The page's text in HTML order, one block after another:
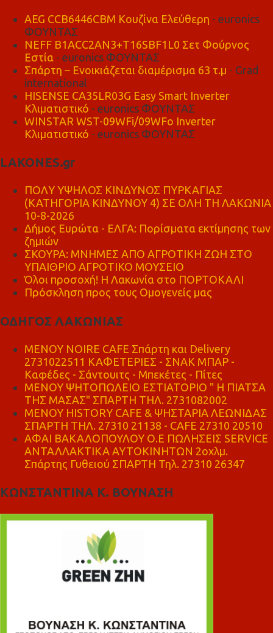
AEG CCB6446CBM Κουζίνα Ελεύθερη - euronics
ΦΟΥΝΤΑΣ
NEFF B1ACC2AN3+T16SBF1L0 Σετ Φούρνος
Εστία - euronics ΦΟΥΝΤΑΣ
Σπάρτη – Ενοικιάζεται διαμέρισμα 63 τ.μ - Grad
international
HISENSE CA35LR03G Easy Smart Inverter
Κλιματιστικό - euronics ΦΟΥΝΤΑΣ
WINSTAR WST-09WFi/09WFo Inverter
Κλιματιστικό - euronics ΦΟΥΝΤΑΣ
LAKONES.gr
ΠΟΛΥ ΥΨΗΛΟΣ ΚΙΝΔΥΝΟΣ ΠΥΡΚΑΓΙΑΣ
(ΚΑΤΗΓΟΡΙΑ ΚΙΝΔΥΝΟΥ 4) ΣΕ ΟΛΗ ΤΗ ΛΑΚΩΝΙΑ
10-8-2026
Δήμος Ευρώτα - ΕΛΓΑ: Πορίσματα εκτίμησης των
ζημιών
ΣΚΟΥΡΑ: ΜΝΗΜΕΣ ΑΠΟ ΑΓΡΟΤΙΚΗ ΖΩΗ ΣΤΟ
ΥΠΑΙΘΡΙΟ ΑΓΡΟΤΙΚΟ ΜΟΥΣΕΙΟ
Όλοι προσοχή! Η Λακωνία στο ΠΟΡΤΟΚΑΛΙ
Πρόσκληση προς τους Ομογενείς μας
ΟΔΗΓΟΣ ΛΑΚΩΝΙΑΣ
MENOY NOIRE CAFE Σπάρτη και Delivery
2731022511 ΚΑΦΕΤΕΡΙΕΣ - ΣΝΑΚ ΜΠΑΡ -
Καφέδες - Σάντουιτς - Μπεκέτες - Πίτες
ΜΕΝΟΥ ΨΗΤΟΠΩΛΕΙΟ ΕΣΤΙΑΤΟΡΙΟ " Η ΠΙΑΤΣΑ
ΤΗΣ ΜΑΣΑΣ" ΣΠΑΡΤΗ ΤΗΛ. 2731082002
ΜΕΝΟΥ HISTORY CAFE & ΨΗΣΤΑΡΙΑ ΛΕΩΝΙΔΑΣ
ΣΠΑΡΤΗ ΤΗΛ. 27310 21138 - CAFE 27310 20510
ΑΦΑΙ ΒΑΚΑΛΟΠΟΥΛΟΥ Ο.Ε ΠΩΛΗΣΕΙΣ SERVICE
ΑΝΤΑΛΛΑΚΤΙΚΑ ΑΥΤΟΚΙΝΗΤΩΝ 2οχλμ.
Σπάρτης Γυθειού ΣΠΑΡΤΗ Τηλ. 27310 26347
ΚΩΝΣΤΑΝΤΙΝΑ Κ. ΒΟΥΝΑΣΗ